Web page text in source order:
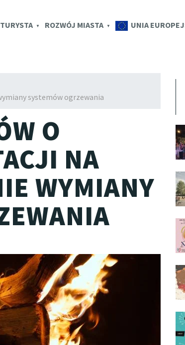
TURYSTA ROZWÓJ MIASTA UNIA
systemów ogrzewania
O
NA
WYMIANY